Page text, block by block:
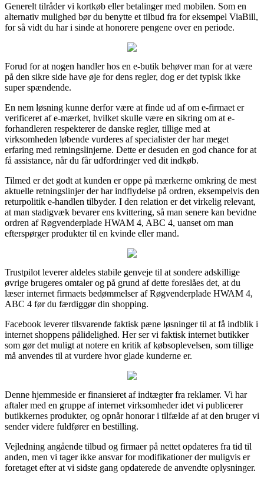
Generelt tilråder vi kortkøb eller betalinger med mobilen. Som en
alternativ mulighed bør du benytte et tilbud fra for eksempel ViaBill,
for så vidt du har i sinde at honorere pengene over en periode.
Forud for at nogen handler hos en e-butik behøver man for at være
på den sikre side have øje for dens regler, dog er det typisk ikke
super spændende.
En nem løsning kunne derfor være at finde ud af om e-firmaet er
verificeret af e-mærket, hvilket skulle være en sikring om at e-
forhandleren respekterer de danske regler, tillige med at
virksomheden løbende vurderes af specialister der har meget
erfaring med retningslinjerne. Dette er desuden en god chance for at
få assistance, når du får udfordringer ved dit indkøb.
Tilmed er det godt at kunden er oppe på mærkerne omkring de mest
aktuelle retningslinjer der har indflydelse på ordren, eksempelvis den
returpolitik e-handlen tilbyder. I den relation er det virkelig relevant,
at man stadigvæk bevarer ens kvittering, så man senere kan bevidne
ordren af Røgvenderplade HWAM 4, ABC 4, uanset om man
efterspørger produkter til en kvinde eller mand.
Trustpilot leverer aldeles stabile genveje til at sondere adskillige
øvrige brugeres omtaler og på grund af dette foreslåes det, at du
læser internet firmaets bedømmelser af Røgvenderplade HWAM 4,
ABC 4 før du færdiggør din shopping.
Facebook leverer tilsvarende faktisk pæne løsninger til at få indblik i
internet shoppens pålidelighed. Her ser vi faktisk internet butikker
som gør det muligt at notere en kritik af købsoplevelsen, som tillige
må anvendes til at vurdere hvor glade kunderne er.
Denne hjemmeside er finansieret af indtægter fra reklamer. Vi har
aftaler med en gruppe af internet virksomheder idet vi publicerer
butikkernes produkter, og opnår honorar i tilfælde af at den bruger vi
sender videre fuldfører en bestilling.
Vejledning angående tilbud og firmaer på nettet opdateres fra tid til
anden, men vi tager ikke ansvar for modifikationer der muligvis er
foretaget efter at vi sidste gang opdaterede de anvendte oplysninger.